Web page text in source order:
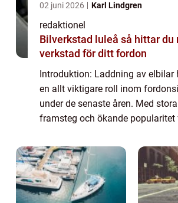
02 juni 2026 Karl Lindgren
redaktionel
Bilverkstad luleå så hittar du rätt
verkstad för ditt fordon
Introduktion: Laddning av elbilar
en allt viktigare roll inom
under de senaste åren. Med
framsteg och ökande popularitet
processen för att kunna fatta...